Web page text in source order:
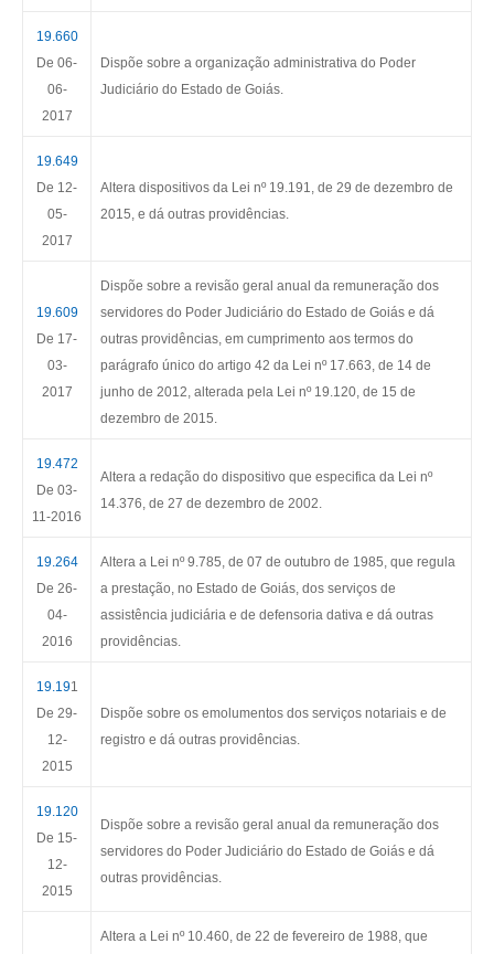
19.660
De 06-
06-
2017
Dispõe sobre a organização administrativa do Poder
Judiciário do Estado de Goiás.
19.649
De 12-
05-
2017
Altera dispositivos da Lei nº 19.191, de 29 de dezembro de
2015, e dá outras providências.
19.609
De 17-
03-
2017
Dispõe sobre a revisão geral anual da remuneração dos
servidores do Poder Judiciário do Estado de Goiás e dá
outras providências, em cumprimento aos termos do
parágrafo único do artigo 42 da Lei nº 17.663, de 14 de
junho de 2012, alterada pela Lei nº 19.120, de 15 de
dezembro de 2015.
19.472
De 03-
11-2016
Altera a redação do dispositivo que especifica da Lei nº
14.376, de 27 de dezembro de 2002.
19.264
De 26-
04-
2016
Altera a Lei nº 9.785, de 07 de outubro de 1985, que regula
a prestação, no Estado de Goiás, dos serviços de
assistência judiciária e de defensoria dativa e dá outras
providências.
19.191
De 29-
12-
2015
Dispõe sobre os emolumentos dos serviços notariais e de
registro e dá outras providências.
19.120
De 15-
12-
2015
Dispõe sobre a revisão geral anual da remuneração dos
servidores do Poder Judiciário do Estado de Goiás e dá
outras providências.
Altera a Lei nº 10.460, de 22 de fevereiro de 1988, que